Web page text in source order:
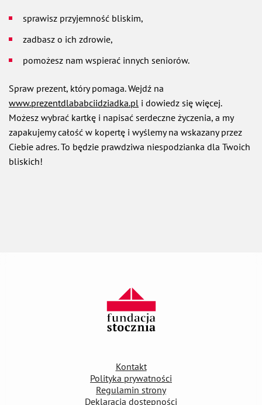
sprawisz przyjemność bliskim,
zadbasz o ich zdrowie,
pomożesz nam wspierać innych seniorów.
Spraw prezent, który pomaga. Wejdź na
www.prezentdlababciidziadka.pl i dowiedz się więcej.
Możesz wybrać kartkę i napisać serdeczne życzenia, a my
zapakujemy całość w kopertę i wyślemy na wskazany przez
Ciebie adres. To będzie prawdziwa niespodzianka dla Twoich
bliskich!
Kontakt
Polityka prywatności
Regulamin strony
Deklaracja dostępności